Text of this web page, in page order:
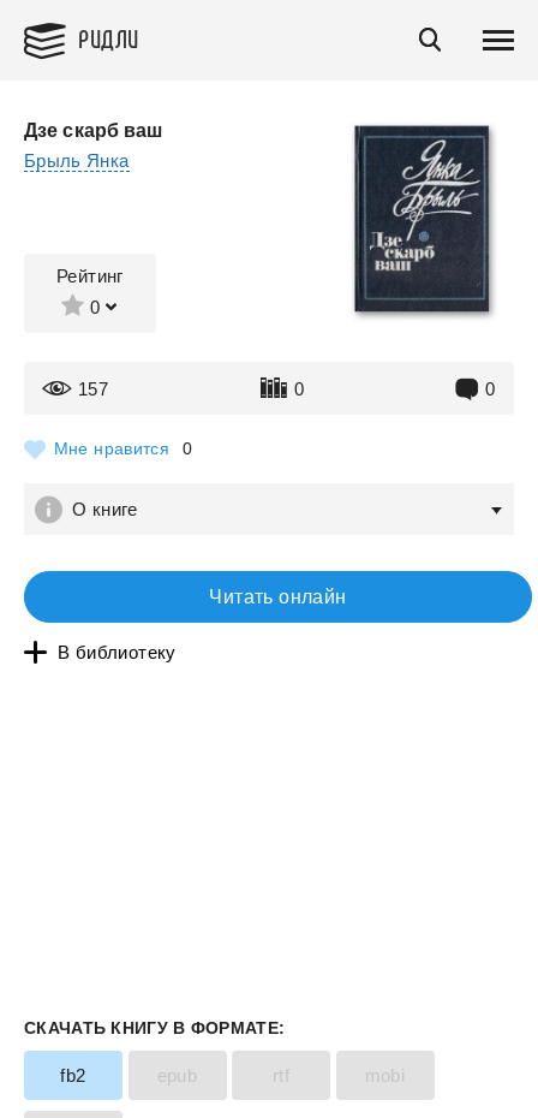
РИДЛИ
Дзе скарб ваш
Брыль Янка
Рейтинг
0
157 0 0
Мне нравится 0
О книге
Читать онлайн
В библиотеку
СКАЧАТЬ КНИГУ В ФОРМАТЕ:
fb2 epub rtf mobi